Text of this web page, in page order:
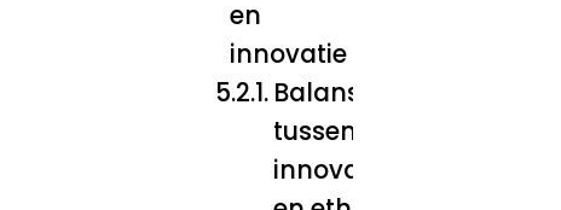
en
innovatie
Balans
tussen
innovatie